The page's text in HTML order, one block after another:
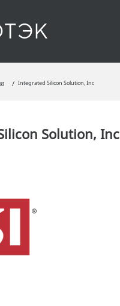
Integrated Silicon Solution, Inc
Solution, Inc